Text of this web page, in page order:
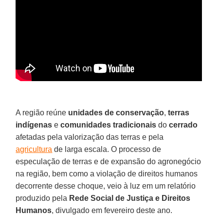
A região reúne unidades de conservação,terras
indígenas ecomunidades tradicionais docerrado
afetadas pela valorização das terras e pela
agricultura de larga escala. O processo de
especulação de terras e de expansão do agronegócio
na região, bem como a violação de direitos humanos
decorrente desse choque, veio à luz em um relatório
produzido pela Rede Social de Justiça e Direitos
Humanos, divulgado em fevereiro deste ano.